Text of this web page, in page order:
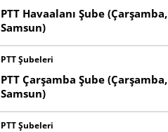
PTT Havaalanı Şube (Çarşamba,
Samsun)
PTT Şubeleri
PTT Çarşamba Şube (Çarşamba,
Samsun)
PTT Şubeleri